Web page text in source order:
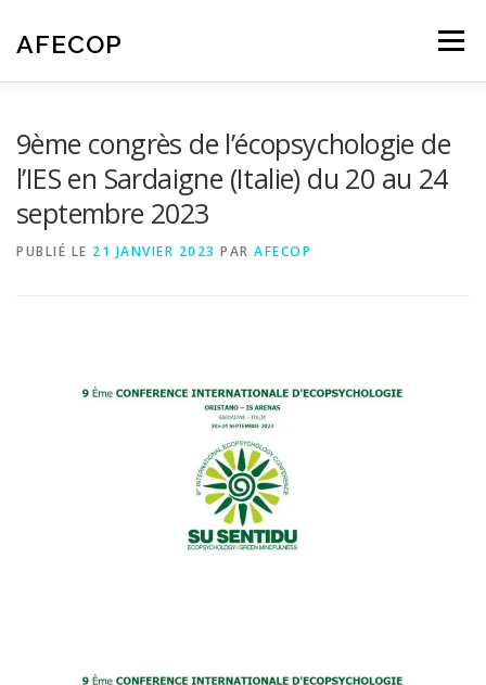
contenu
AFECOP Menu
L’ÉCOPSYCHOLOGIE
9ème congrès de l’écopsychologie de
l’IES en Sardaigne (Italie) du 20 au 24
septembre 2023
PUBLIÉ LE 21 JANVIER 2023 PAR AFECOP